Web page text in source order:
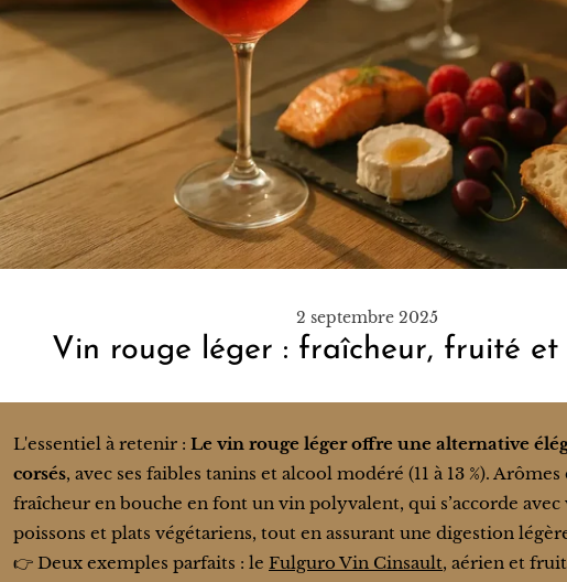
2 septembre 2025
Vin rouge léger : fraîcheur, fruité
L'essentiel à retenir : Le vin rouge léger offre une alternative
corsés, avec ses faibles tanins et alcool modéré (11 à 13 %).
fraîcheur en bouche en font un vin polyvalent, qui s’accorde avec
poissons et plats végétariens, tout en assurant une digestion
👉 Deux exemples parfaits : le Fulguro Vin Cinsault, aérien et